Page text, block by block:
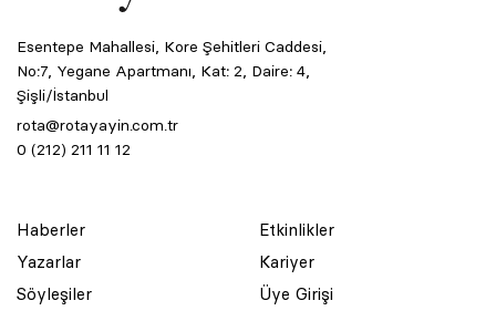
Esentepe Mahallesi, Kore Şehitleri Caddesi,
No:7, Yegane Apartmanı, Kat: 2, Daire: 4,
Şişli/İstanbul
rota@rotayayin.com.tr
0 (212) 211 11 12
Haberler
Yazarlar
Söyleşiler
Etkinlikler
Kariyer
Üye Girişi